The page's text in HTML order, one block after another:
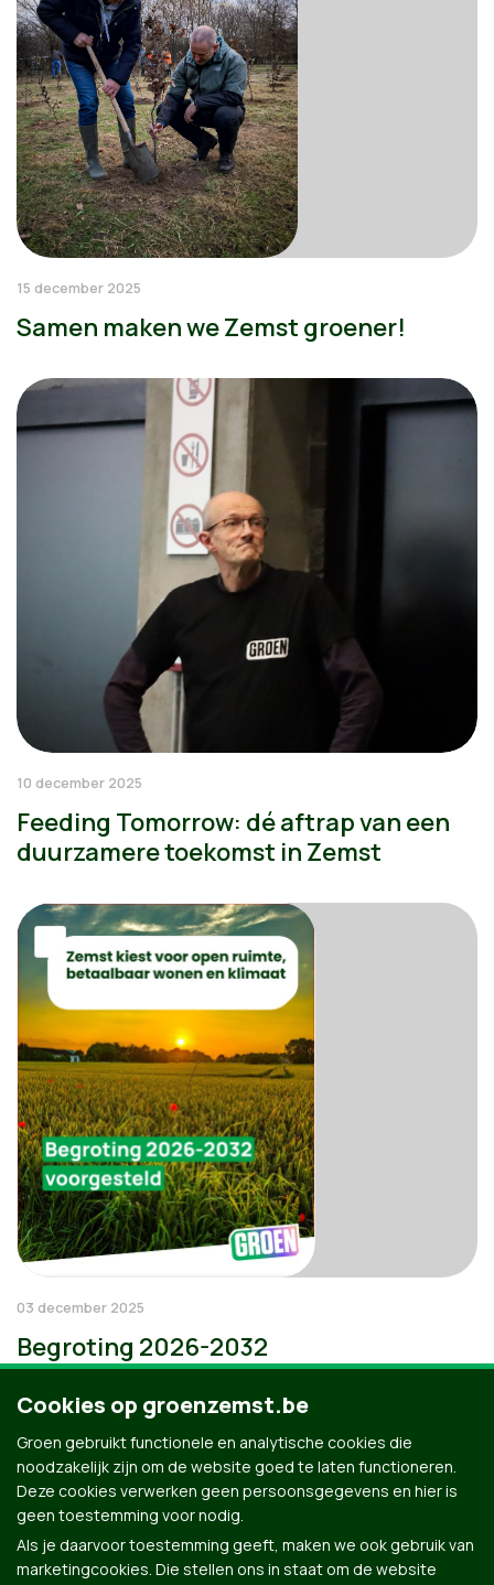
15 december 2025
Samen maken we Zemst groener!
10 december 2025
Feeding Tomorrow: dé aftrap van een
duurzamere toekomst in Zemst
03 december 2025
Begroting 2026-2032
Cookies op groenzemst.be
Groen gebruikt functionele en analytische cookies die
noodzakelijk zijn om de website goed te laten functioneren.
Deze cookies verwerken geen persoonsgegevens en hier is
geen toestemming voor nodig.
Als je daarvoor toestemming geeft, maken we ook gebruik van
marketingcookies. Die stellen ons in staat om de website